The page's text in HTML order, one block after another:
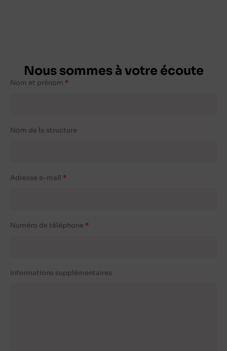
Nous sommes à votre écoute
Nom et prénom
Nom de la structure
Adresse e-mail
Numéro de téléphone
Informations supplémentaires